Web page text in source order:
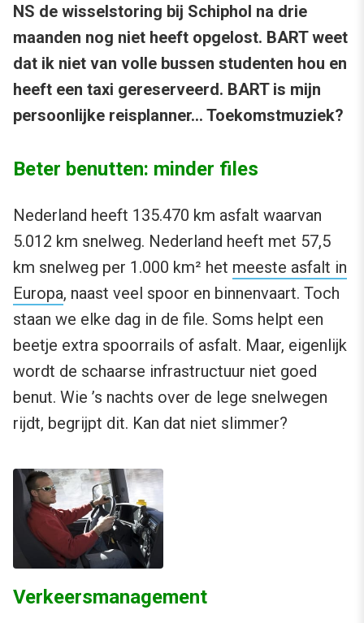
NS de wisselstoring bij Schiphol na drie
maanden nog niet heeft opgelost. BART weet
dat ik niet van volle bussen studenten hou en
heeft een taxi gereserveerd. BART is mijn
persoonlijke reisplanner… Toekomstmuziek?
Beter benutten: minder files
Nederland heeft 135.470 km asfalt waarvan
5.012 km snelweg. Nederland heeft met 57,5
km snelweg per 1.000 km² het meeste asfalt in
Europa, naast veel spoor en binnenvaart. Toch
staan we elke dag in de file. Soms helpt een
beetje extra spoorrails of asfalt. Maar, eigenlijk
wordt de schaarse infrastructuur niet goed
benut. Wie ’s nachts over de lege snelwegen
rijdt, begrijpt dit. Kan dat niet slimmer?
Verkeersmanagement